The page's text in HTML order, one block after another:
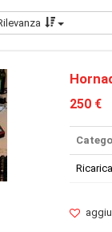
250 €
Ricarica